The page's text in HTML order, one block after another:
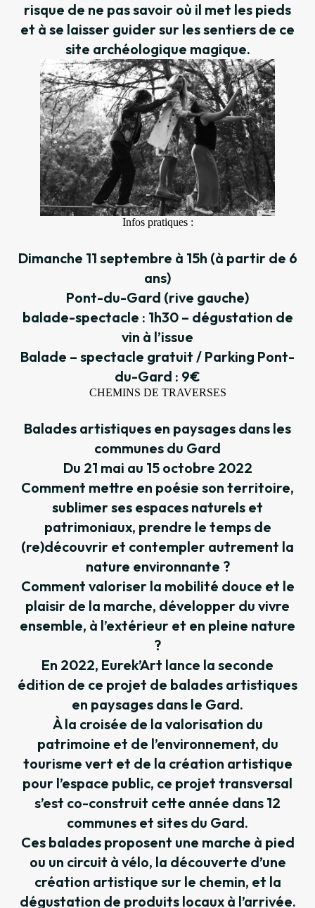
risque de ne pas savoir où il met les pieds
et à se laisser guider sur les sentiers de ce
site archéologique magique.
Infos pratiques :
Dimanche 11 septembre à 15h (à partir de 6
ans)
Pont-du-Gard (rive gauche)
balade-spectacle : 1h30 – dégustation de
vin à l’issue
Balade – spectacle gratuit / Parking Pont-
du-Gard : 9€
CHEMINS DE TRAVERSES
Balades artistiques en paysages dans les
communes du Gard
Du 21 mai au 15 octobre 2022
Comment mettre en poésie son territoire,
sublimer ses espaces naturels et
patrimoniaux, prendre le temps de
(re)découvrir et contempler autrement la
nature environnante ?
Comment valoriser la mobilité douce et le
plaisir de la marche, développer du vivre
ensemble, à l’extérieur et en pleine nature
?
En 2022, Eurek’Art lance la seconde
édition de ce projet de balades artistiques
en paysages dans le Gard.
À la croisée de la valorisation du
patrimoine et de l’environnement, du
tourisme vert et de la création artistique
pour l’espace public, ce projet transversal
s’est co-construit cette année dans 12
communes et sites du Gard.
Ces balades proposent une marche à pied
ou un circuit à vélo, la découverte d’une
création artistique sur le chemin, et la
dégustation de produits locaux à l’arrivée.